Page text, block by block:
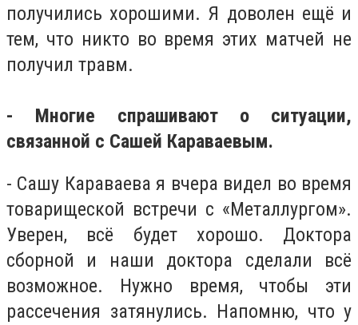
получились хорошими. Я доволен ещё и
тем, что никто во время этих матчей не
получил травм.
- Многие спрашивают о ситуации,
связанной с Сашей Караваевым.
- Сашу Караваева я вчера видел во время
товарищеской встречи с «Металлургом».
Уверен, всё будет хорошо. Доктора
сборной и наши доктора сделали всё
возможное. Нужно время, чтобы эти
рассечения затянулись. Напомню, что у